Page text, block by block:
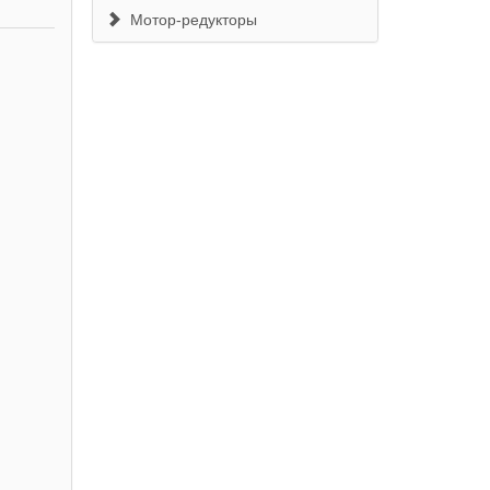
Мотор-редукторы